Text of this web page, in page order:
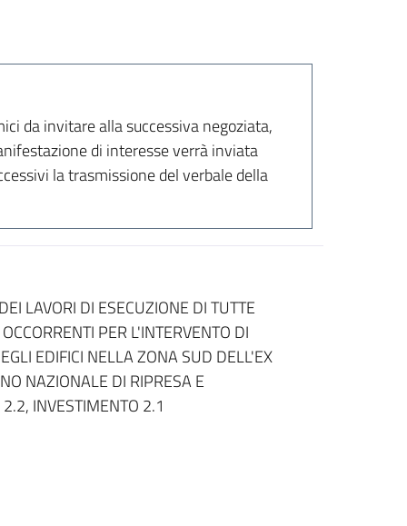
da invitare alla successiva negoziata,
di interesse verrà inviata
la trasmissione del verbale della
LAVORI DI ESECUZIONE DI TUTTE
PER L'INTERVENTO DI
EDIFICI NELLA ZONA SUD DELL'EX
NAZIONALE DI RIPRESA E
INVESTIMENTO 2.1